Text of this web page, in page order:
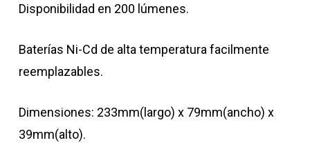
Disponibilidad en 200 lúmenes.
Baterías Ni-Cd de alta temperatura facilmente
reemplazables.
Dimensiones: 233mm(largo) x 79mm(ancho) x
39mm(alto).